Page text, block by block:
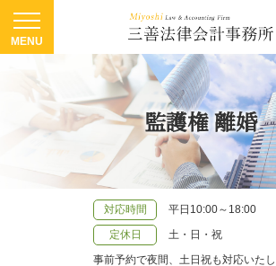
監護権 離婚
対応時間
平日10:00～18:00
定休日
土・日・祝
事前予約で夜間、土日祝も対応いたし